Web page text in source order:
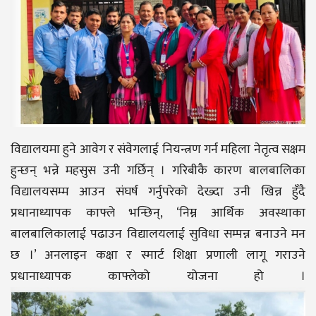
विद्यालयमा हुने आवेग र संवेगलाई नियन्त्रण गर्न महिला नेतृत्व सक्षम
हुन्छन् भन्ने महसुस उनी गर्छिन् । गरिबीकै कारण बालबालिका
विद्यालयसम्म आउन संघर्ष गर्नुपरेको देख्दा उनी खिन्न हुँदै
प्रधानाध्यापक काफ्ले भन्छिन्, ‘निम्न आर्थिक अवस्थाका
बालबालिकालाई पढाउन विद्यालयलाई सुविधा सम्पन्न बनाउने मन
छ ।’ अनलाइन कक्षा र स्मार्ट शिक्षा प्रणाली लागू गराउने
प्रधानाध्यापक काफ्लेको योजना हो ।